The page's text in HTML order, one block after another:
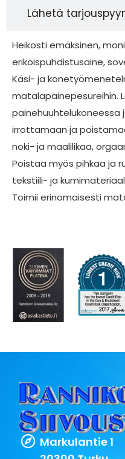
Lähetä
Heikosti emäksinen,
erikoispuhdistusaine,
Käsi- ja
matalapainepesureihin.
painehuuhtelukoneessa
irrottamaan ja
noki- ja maalilikaa,
Poistaa myös pihkaa ja
tekstiili- ja
Toimii erinomaisesti
Markulantie 1